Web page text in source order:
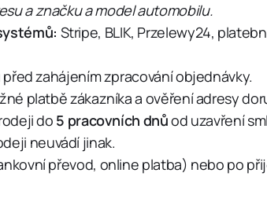
a značku a model automobilu.
Stripe, BLIK, Przelewy24,
zahájením zpracování objednávky.
platbě zákazníka a ověření adresy
do 5 pracovních dnůod uzavření
neuvádí jinak.
převod, online platba) nebo po